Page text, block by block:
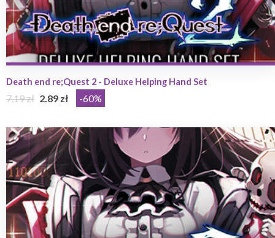
Death end re;Quest 2 - Deluxe Helping Hand Set
7.19 zł 2.89 zł -60%